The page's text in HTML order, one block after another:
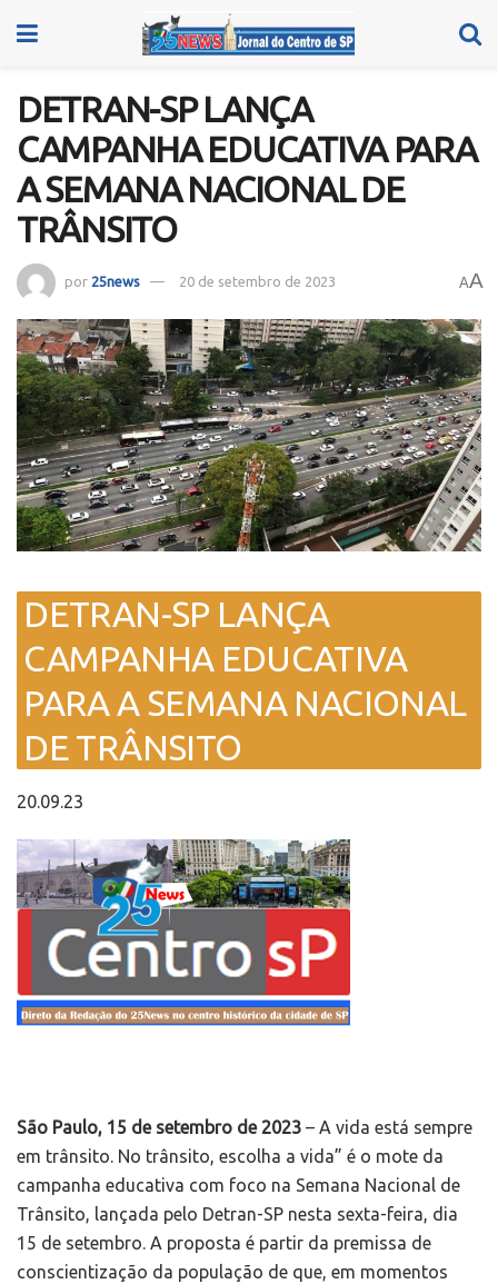
DETRAN-SP LANÇA
CAMPANHA EDUCATIVA PARA
A SEMANA NACIONAL DE
TRÂNSITO
por 25news 20 de setembro de 2023 AA
DETRAN-SP LANÇA
CAMPANHA EDUCATIVA
PARA A SEMANA NACIONAL
DE TRÂNSITO
20.09.23
São Paulo, 15 de setembro de 2023 – A vida está sempre
em trânsito. No trânsito, escolha a vida” é o mote da
campanha educativa com foco na Semana Nacional de
Trânsito, lançada pelo Detran-SP nesta sexta-feira, dia
15 de setembro. A proposta é partir da premissa de
conscientização da população de que, em momentos